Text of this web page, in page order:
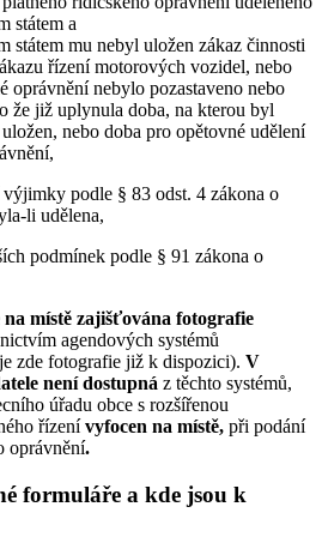
státem a
státem mu nebyl uložen zákaz činnosti
řízení motorových vozidel, nebo
oprávnění nebylo pozastaveno nebo
že již uplynula doba, na kterou byl
nebo doba pro opětovné udělení
podle § 83 odst. 4 zákona o
li udělena,
podmínek podle § 91 zákona o
místě zajišťována fotografie
agendových systémů
zde fotografie již k dispozici). V
není dostupná z těchto systémů,
úřadu obce s rozšířenou
řízenívyfocen na místě, při podání
oprávnění.
formuláře a kde jsou k